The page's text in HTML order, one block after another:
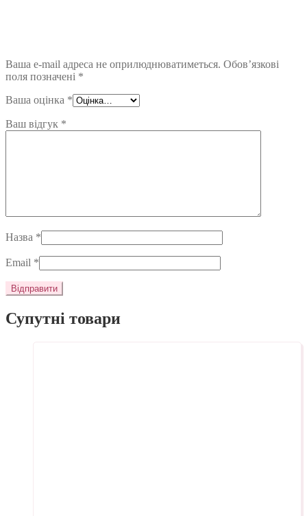
Ваша e-mail адреса не оприлюднюватиметься. Обов’язкові
поля позначені *
Ваша оцінка *
Ваш відгук *
Назва *
Email *
Супутні товари